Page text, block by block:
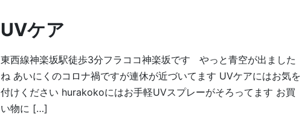
UVケア
東西線神楽坂駅徒歩3分フラココ神楽坂です やっと青空が出ました
ね あいにくのコロナ禍ですが連休が近づいてます UVケアにはお気を
付けください hurakokoにはお手軽UVスプレーがそろってます お買
い物に […]